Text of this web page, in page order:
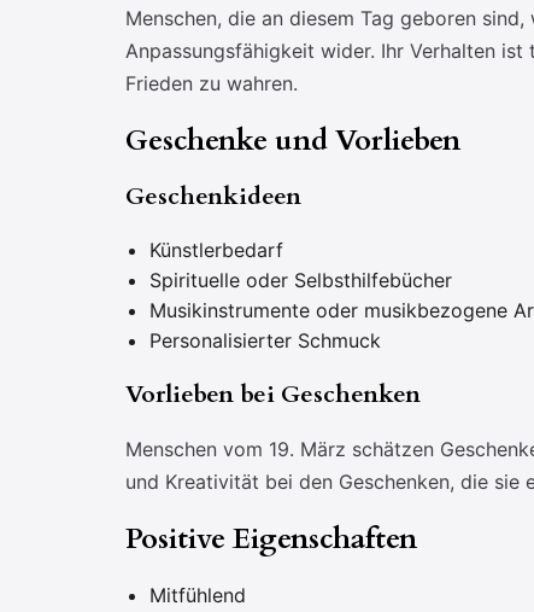
Menschen, die an diesem Tag geboren
Anpassungsfähigkeit wider. Ihr Verhalten
Frieden zu wahren.
Geschenke und Vorlieben
Geschenkideen
Künstlerbedarf
Spirituelle oder Selbsthilfebücher
Musikinstrumente oder musikbezogene
Personalisierter Schmuck
Vorlieben bei Geschenken
Menschen vom 19. März schätzen
und Kreativität bei den Geschenken, die sie
Positive Eigenschaften
Mitfühlend